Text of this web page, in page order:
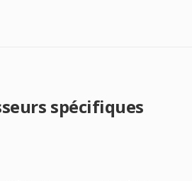
spécifiques